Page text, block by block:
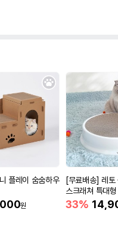
소 2026.12.06이거나 그
출고됩니다.
통기한 명시된 경우, 해당
니다.
플레이 숨숨하우
원
[무료배송] 레토
스크래쳐 특대
33%